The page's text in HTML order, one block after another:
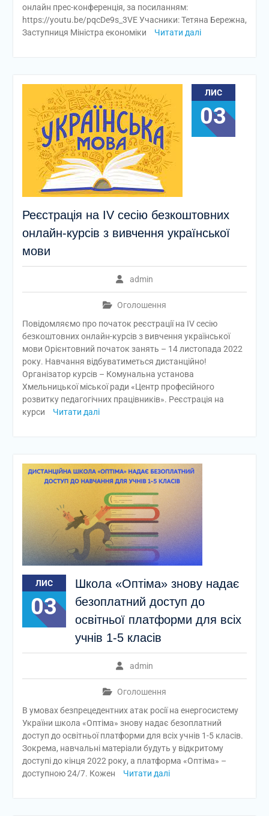
онлайн прес-конференція, за посиланням:
https://youtu.be/pqcDe9s_3VE Учасники: Тетяна Бережна,
Заступниця Міністра економіки
Читати далі
ЛИС
03
Реєстрація на ІV сесію безкоштовних
онлайн-курсів з вивчення української
мови
admin
Оголошення
Повідомляємо про початок реєстрації на ІV сесію
безкоштовних онлайн-курсів з вивчення української
мови Орієнтовний початок занять – 14 листопада 2022
року. Навчання відбуватиметься дистанційно!
Організатор курсів – Комунальна установа
Хмельницької міської ради «Центр професійного
розвитку педагогічних працівників». Реєстрація на
курси
Читати далі
ЛИС
03
Школа «Оптіма» знову надає
безоплатний доступ до
освітньої платформи для всіх
учнів 1-5 класів
admin
Оголошення
В умовах безпрецедентних атак росії на енергосистему
України школа «Оптіма» знову надає безоплатний
доступ до освітньої платформи для всіх учнів 1-5 класів.
Зокрема, навчальні матеріали будуть у відкритому
доступі до кінця 2022 року, а платформа «Оптіма» –
доступною 24/7. Кожен
Читати далі